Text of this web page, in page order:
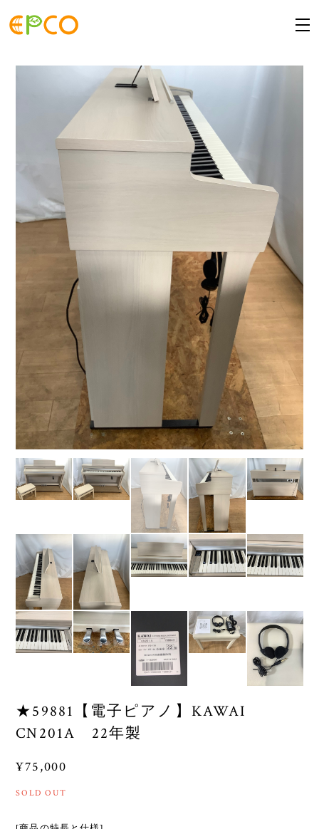
★59881【電子ピアノ】KAWAI
CN201A 22年製
¥75,000
SOLD OUT